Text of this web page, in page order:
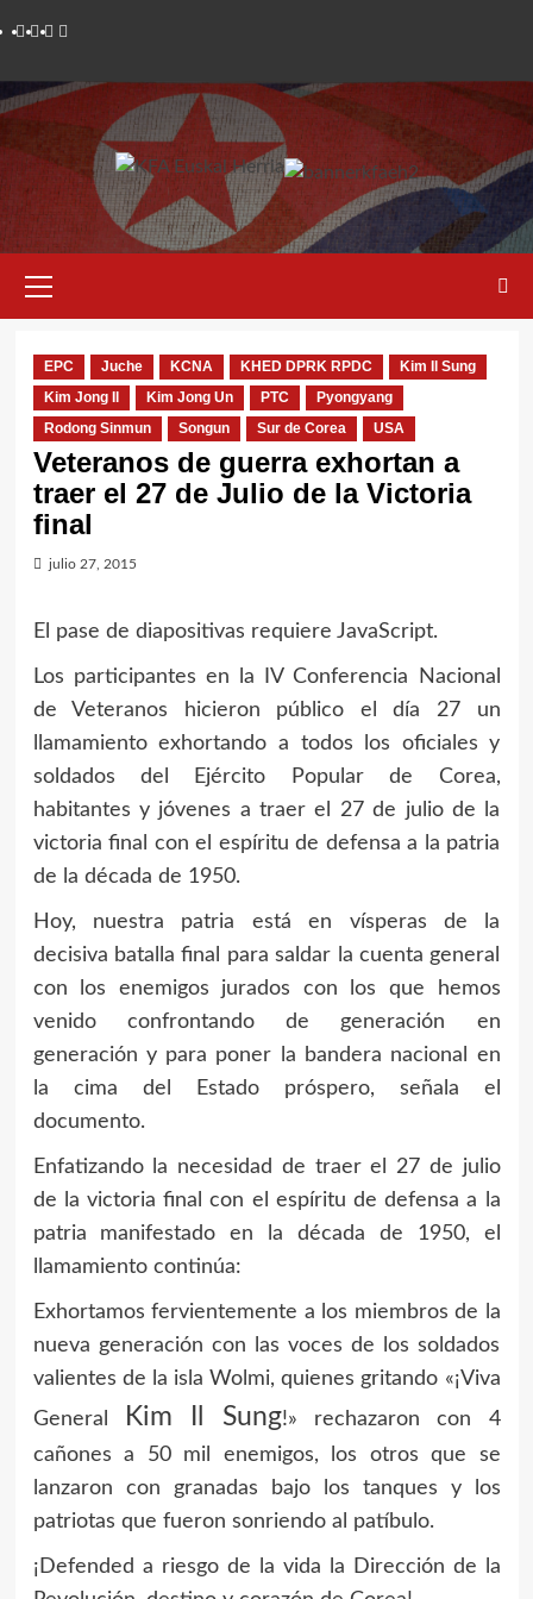
Twitter
YouTube
Telegram
Facebook
primario
EPC Juche KCNA KHED DPRK RPDC
Kim Il Sung
Kim Jong Il
Kim Jong Un PTC
Pyongyang
Rodong Sinmun
Songun Sur de Corea USA
Veteranos de guerra exhortan a
traer el 27 de Julio de la Victoria
final
julio 27, 2015
El pase de diapositivas requiere JavaScript.
Los participantes en la IV Conferencia Nacional
de Veteranos hicieron público el día 27 un
llamamiento exhortando a todos los oficiales y
soldados del Ejército Popular de Corea,
habitantes y jóvenes a traer el 27 de julio de la
victoria final con el espíritu de defensa a la patria
de la década de 1950.
Hoy, nuestra patria está en vísperas de la
decisiva batalla final para saldar la cuenta general
con los enemigos jurados con los que hemos
venido confrontando de generación en
generación y para poner la bandera nacional en
la cima del Estado próspero, señala el
documento.
Enfatizando la necesidad de traer el 27 de julio
de la victoria final con el espíritu de defensa a la
patria manifestado en la década de 1950, el
llamamiento continúa:
Exhortamos fervientemente a los miembros de la
nueva generación con las voces de los soldados
valientes de la isla Wolmi, quienes gritando «¡Viva
General
Kim Il Sung!» rechazaron con 4
cañones a 50 mil enemigos, los otros que se
lanzaron con granadas bajo los tanques y los
patriotas que fueron sonriendo al patíbulo.
¡Defended a riesgo de la vida la Dirección de la